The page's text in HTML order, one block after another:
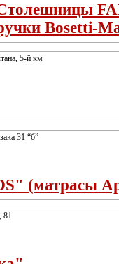
Bosetti-
5-й км
31 “б”
(матрасы
81